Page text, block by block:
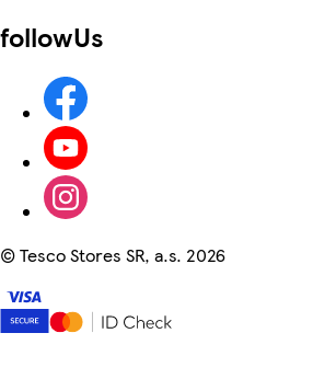
followUs
©Tesco Stores SR, a.s. 2026